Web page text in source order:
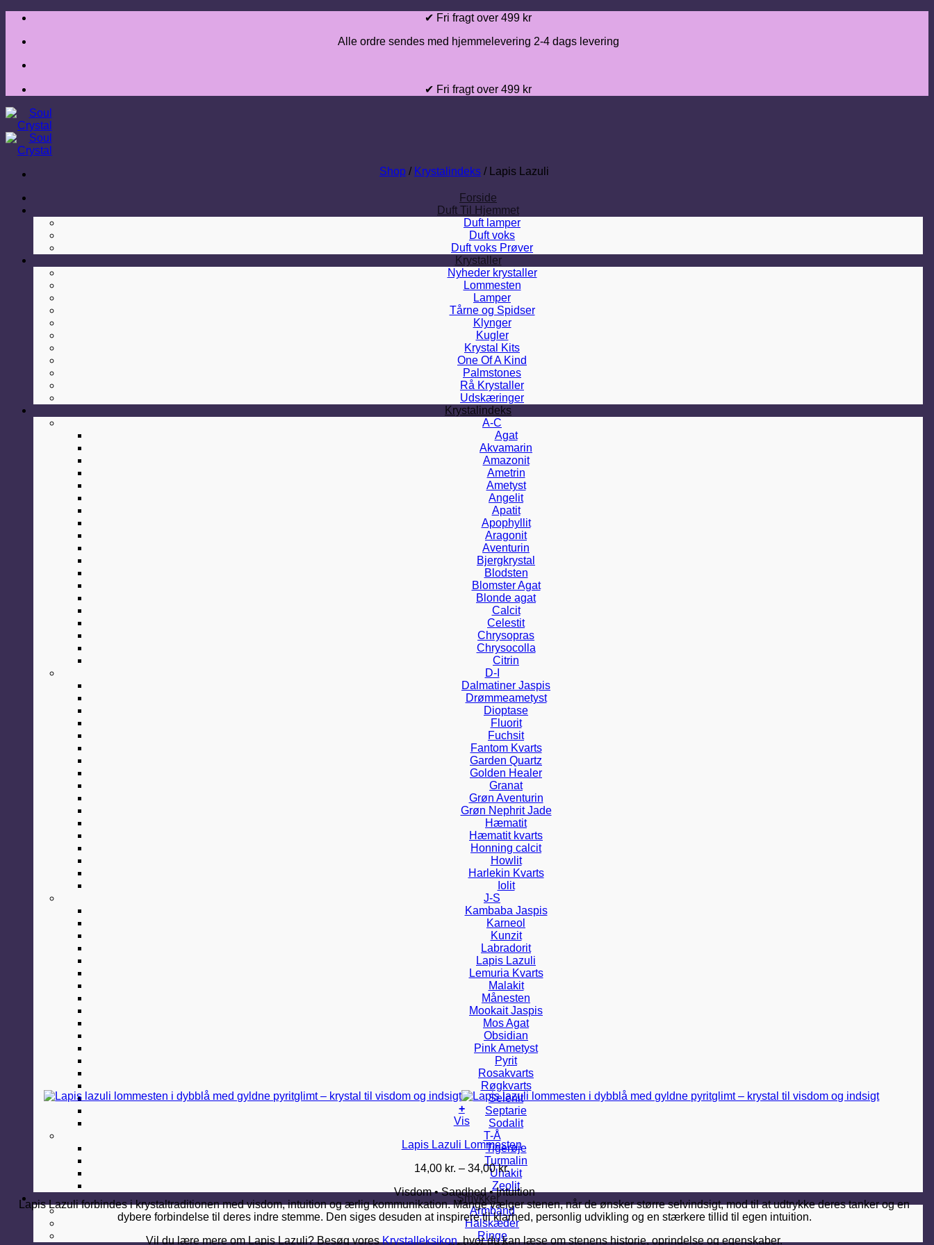
Fortsæt
indhold
✔ Fri fragt over 499 kr
Alle ordre sendes med hjemmelevering 2-4 dags levering
✔ Fri fragt over 499 kr
Forside
Duft Til Hjemmet
Duft lamper
Duft voks
Duft voks Prøver
Krystaller
Nyheder krystaller
Lommesten
Lamper
Tårne og Spidser
Klynger
Kugler
Krystal Kits
One Of A Kind
Palmstones
Rå Krystaller
Udskæringer
Krystalindeks
A-C
Agat
Akvamarin
Amazonit
Ametrin
Ametyst
Angelit
Apatit
Apophyllit
Aragonit
Aventurin
Bjergkrystal
Blodsten
Blomster Agat
Blonde agat
Calcit
Celestit
Chrysopras
Chrysocolla
Citrin
D-I
Dalmatiner Jaspis
Drømmeametyst
Dioptase
Fluorit
Fuchsit
Fantom Kvarts
Garden Quartz
Golden Healer
Granat
Grøn Aventurin
Grøn Nephrit Jade
Hæmatit
Hæmatit kvarts
Honning calcit
Howlit
Harlekin Kvarts
Iolit
J-S
Kambaba Jaspis
Karneol
Kunzit
Labradorit
Lapis Lazuli
Lemuria Kvarts
Malakit
Månesten
Mookait Jaspis
Mos Agat
Obsidian
Pink Ametyst
Pyrit
Rosakvarts
Røgkvarts
Selenit
Septarie
Sodalit
T-Å
Tigerøje
Turmalin
Unakit
Zeolit
Smykker
Armbånd
Halskæder
Ringe
Shop / Krystalindeks /Lapis Lazuli
+
Dette
har
varianter.
Mulighederne
kan
vælges
på
varesiden
Vis
Lapis Lazuli Lommesten
14,00 kr. – 34,00kr.Prisinterval:
14,00 kr.
til
34,00 kr.
Visdom • Sandhed • Intuition
Lapis Lazuli forbindes i krystaltraditionen med visdom, intuition og ærlig kommunikation. Mange vælger stenen, når de ønsker større selvindsigt, mod til at udtrykke deres tanker og en
dybere forbindelse til deres indre stemme. Den siges desuden at inspirere til klarhed, personlig udvikling og en stærkere tillid til egen intuition.
Vil du lære mere om Lapis Lazuli? Besøg voresKrystalleksikon, hvor du kan læse om stenens historie, oprindelse og egenskaber.